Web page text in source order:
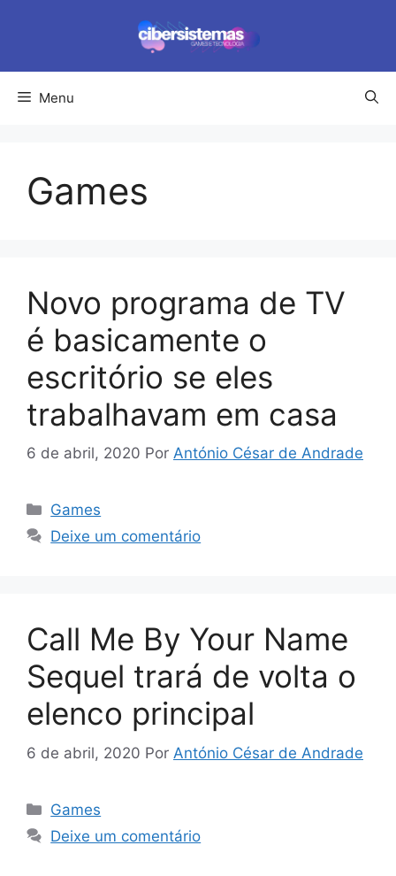
conteúdo
Menu
Games
Novo programa de TV
é basicamente o
escritório se eles
trabalhavam em casa
6 de abril, 2020 Por António César de Andrade
Categorias
Games
Deixe um comentário
Call Me By Your Name
Sequel trará de volta o
elenco principal
6 de abril, 2020 Por António César de Andrade
Categorias
Games
Deixe um comentário